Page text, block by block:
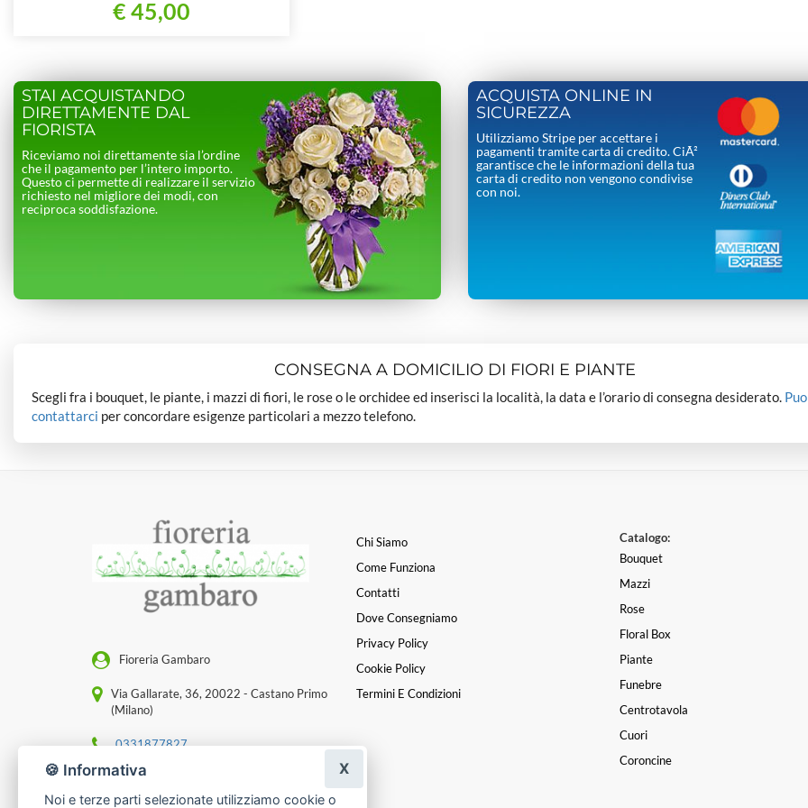
€ 45,00
STAI ACQUISTANDO
DIRETTAMENTE DAL
FIORISTA
Riceviamo noi direttamente sia l’ordine
che il pagamento per l’intero importo.
Questo ci permette di realizzare il servizio
richiesto nel migliore dei modi, con
reciproca soddisfazione.
ACQUISTA ONLINE IN
SICUREZZA
Utilizziamo Stripe per accettare i
pagamenti tramite carta di credito. CiÃ²
garantisce che le informazioni della tua
carta di credito non vengono condivise
con noi.
CONSEGNA A DOMICILIO DI FIORI E PIANTE
Scegli fra i bouquet, le piante, i mazzi di fiori, le rose o le orchidee ed inserisci la località, la data e l’orario di consegna desiderato.
contattarci per concordare esigenze particolari a mezzo telefono.
Fioreria Gambaro
Via Gallarate, 36, 20022 - Castano Primo
(Milano)
0331877827
[email protected]
Chi Siamo
Come Funziona
Contatti
Dove Consegniamo
Privacy Policy
Cookie Policy
Termini E Condizioni
Catalogo:
Bouquet
Mazzi
Rose
Floral Box
Piante
Funebre
Centrotavola
Cuori
Coroncine
🍪 Informativa
Noi e terze parti selezionate utilizziamo cookie o
X